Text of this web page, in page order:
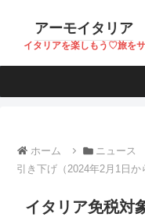
アーモイタリア
イタリアを楽しもう♡旅を
ホーム ニュース
引き下げ（2024年2月1日か
イタリア免税対